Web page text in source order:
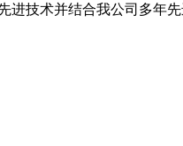
技术并结合我公司多年